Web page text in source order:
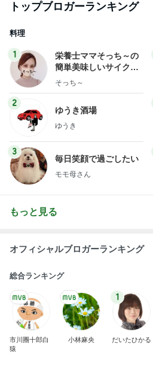
トップブロガーランキング
料理
1
栄養士ママそっち～の
簡単美味しいサイクル
献立
そっち～
2
ゆうき酒場
ゆうき
3
毎日笑顔で過ごしたい
モモ母さん
もっと見る
オフィシャルブロガーランキング
総合ランキング
市川團十郎白
猿
小林麻央
1
だいたひかる